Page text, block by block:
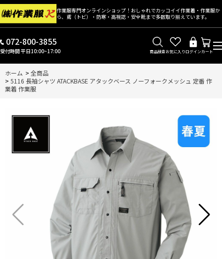
作業服専門オンラインショップ！おしゃれでカッコイイ作業着・作業服か
ら、鳶（トビ）・防寒・高視認・安全靴まで多数取り揃えています。
072-800-3855
受付時間 平日10:00~17:00 商品検索お気に入りログインカート
ホーム > 全商品
> 5116 長袖シャツ ATACKBASE アタックベース ノーフォークメッシュ 定番 作
業着 作業服